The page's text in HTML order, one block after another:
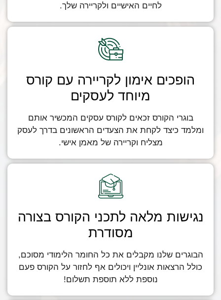
לחיים האישיים ולקריירה שלך.
הופכים אימון לקריירה עם קורס
מיוחד לעסקים
בוגרי הקורס זכאים לקורס עסקים המכשיר אותם
ומלמד כיצד לקחת את הצעדים הראשונים בדרך לעסק
מצליח וקריירה של מאמן אישי.
נגישות מלאה לתכני הקורס בצורה
מסודרת
הבוגרים שלנו מקבלים את כל החומר הלימודי מסוכם,
כולל הרצאות אונליין ויכולים אף לחזור על הקורס פעם
נוספת ללא תוספת תשלום!